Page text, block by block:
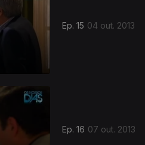
Ep. 15 04 out. 2013
Ep. 16 07 out. 2013